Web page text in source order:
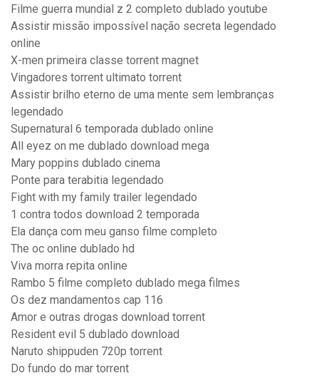
Filme guerra mundial z 2 completo dublado youtube
Assistir missão impossível nação secreta legendado
online
X-men primeira classe torrent magnet
Vingadores torrent ultimato torrent
Assistir brilho eterno de uma mente sem lembranças
legendado
Supernatural 6 temporada dublado online
All eyez on me dublado download mega
Mary poppins dublado cinema
Ponte para terabitia legendado
Fight with my family trailer legendado
1 contra todos download 2 temporada
Ela dança com meu ganso filme completo
The oc online dublado hd
Viva morra repita online
Rambo 5 filme completo dublado mega filmes
Os dez mandamentos cap 116
Amor e outras drogas download torrent
Resident evil 5 dublado download
Naruto shippuden 720p torrent
Do fundo do mar torrent